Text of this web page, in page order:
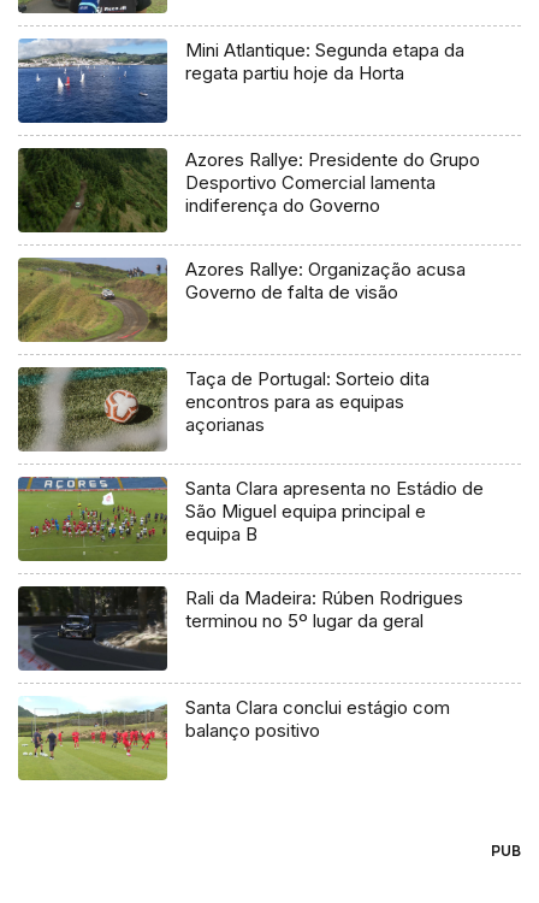
Mini Atlantique: Segunda etapa da
regata partiu hoje da Horta
Azores Rallye: Presidente do Grupo
Desportivo Comercial lamenta
indiferença do Governo
Azores Rallye: Organização acusa
Governo de falta de visão
Taça de Portugal: Sorteio dita
encontros para as equipas
açorianas
Santa Clara apresenta no Estádio de
São Miguel equipa principal e
equipa B
Rali da Madeira: Rúben Rodrigues
terminou no 5º lugar da geral
Santa Clara conclui estágio com
balanço positivo
PUB